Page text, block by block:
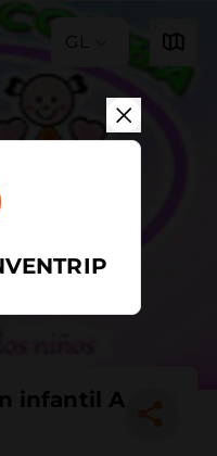
GL
infantil A